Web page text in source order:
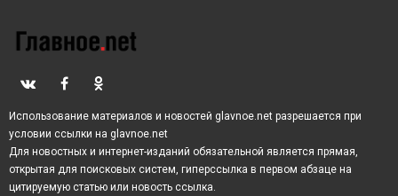
спорта по самбо и дзюдо, а также стал обладателем
тоже больше нет никаких привилегий. Учитывая
Международная федерация дзюдо лишила его
статуса почетного президента и посла.
Несут потери и финансы российского лидера. Ни для
Использование материалов и новостей glavnoe.net разрешается при
условии ссылки на glavnoe.net
Для новостных и интернет-изданий обязательной является прямая,
открытая для поисковых систем, гиперссылка в первом абзаце на
цитируемую статью или новость ссылка.